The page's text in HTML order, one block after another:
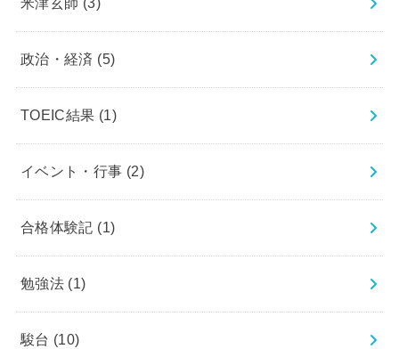
米津玄師 (3)
政治・経済 (5)
TOEIC結果 (1)
イベント・行事 (2)
合格体験記 (1)
勉強法 (1)
駿台 (10)